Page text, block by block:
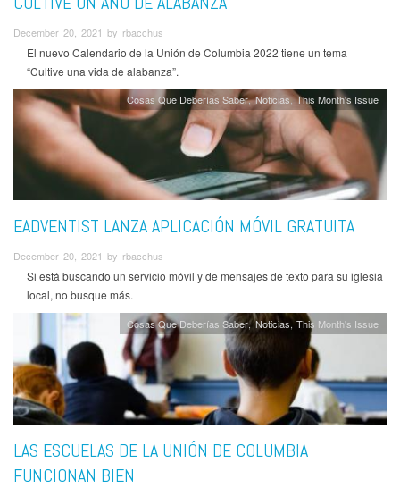
December 20, 2021 by rbacchus
El nuevo Calendario de la Unión de Columbia 2022 tiene un tema
“Cultive una vida de alabanza”.
Cosas Que Deberías Saber Noticias This Month's Issue
EADVENTIST LANZA APLICACIÓN MÓVIL GRATUITA
December 20, 2021 by rbacchus
Si está buscando un servicio móvil y de mensajes de texto para su iglesia
local, no busque más.
Cosas Que Deberías Saber Noticias This Month's Issue
LAS ESCUELAS DE LA UNIÓN DE COLUMBIA
FUNCIONAN BIEN